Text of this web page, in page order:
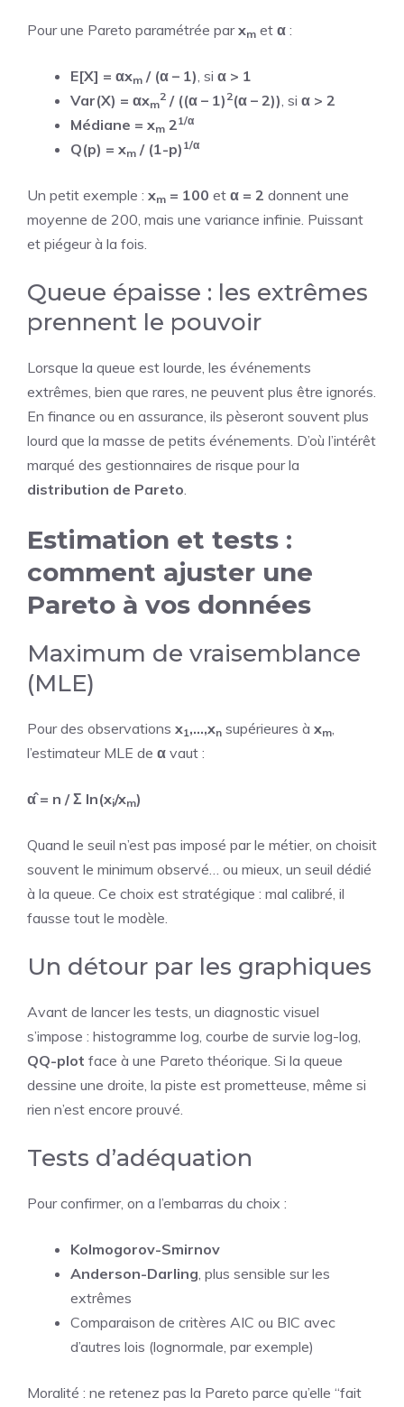
Pour une Pareto paramétrée parxm et α :
E[X] = αxm / (α – 1), si α > 1
Var(X) = αxm
2 / ((α – 1) 2(α – 2)), si α > 2
Médiane = xm 21/α
Q(p) = xm / (1-p) 1/α
Un petit exemple : xm = 100 et α = 2 donnent une
moyenne de 200, mais une variance infinie. Puissant
et piégeur à la fois.
Queue épaisse : les extrêmes
prennent le pouvoir
Lorsque la queue est lourde, les événements
extrêmes, bien que rares, ne peuvent plus être ignorés.
En finance ou en assurance, ils pèseront souvent plus
lourd que la masse de petits événements. D’où l’intérêt
marqué des gestionnaires de risque pour la
distribution de Pareto.
Estimation et tests :
comment ajuster une
Pareto à vos données
Maximum de vraisemblance
(MLE)
Pour des observations x1,…,xn supérieures à xm,
l’estimateur MLE de α vaut :
α̂ = n / Σ ln(xi/xm)
Quand le seuil n’est pas imposé par le métier, on choisit
souvent le minimum observé… ou mieux, un seuil dédié
à la queue. Ce choix est stratégique : mal calibré, il
fausse tout le modèle.
Un détour par les graphiques
Avant de lancer les tests, un diagnostic visuel
s’impose : histogramme log, courbe de survie log-log,
QQ-plot face à une Pareto théorique. Si la queue
dessine une droite, la piste est prometteuse, même si
rien n’est encore prouvé.
Tests d’adéquation
Pour confirmer, on a l’embarras du choix :
Kolmogorov-Smirnov
Anderson-Darling, plus sensible sur les
extrêmes
Comparaison de critères AIC ou BIC avec
d’autres lois (lognormale, par exemple)
Moralité : ne retenez pas la Pareto parce qu’elle “fait